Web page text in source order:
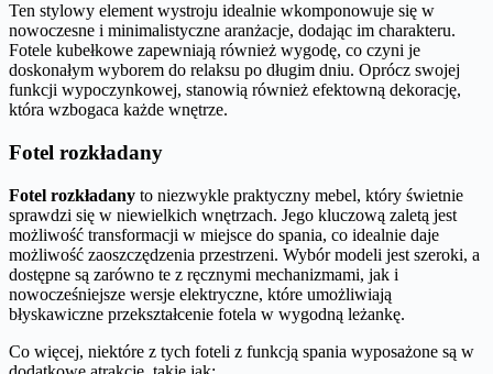
Ten stylowy element wystroju idealnie wkomponowuje się w
nowoczesne i minimalistyczne aranżacje, dodając im charakteru.
Fotele kubełkowe zapewniają również wygodę, co czyni je
doskonałym wyborem do relaksu po długim dniu. Oprócz swojej
funkcji wypoczynkowej, stanowią również efektowną dekorację,
która wzbogaca każde wnętrze.
Fotel rozkładany
Fotel rozkładany to niezwykle praktyczny mebel, który świetnie
sprawdzi się w niewielkich wnętrzach. Jego kluczową zaletą jest
możliwość transformacji w miejsce do spania, co idealnie daje
możliwość zaoszczędzenia przestrzeni. Wybór modeli jest szeroki, a
dostępne są zarówno te z ręcznymi mechanizmami, jak i
nowocześniejsze wersje elektryczne, które umożliwiają
błyskawiczne przekształcenie fotela w wygodną leżankę.
Co więcej, niektóre z tych foteli z funkcją spania wyposażone są w